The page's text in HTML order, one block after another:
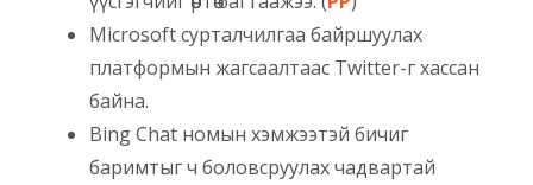
Microsoft сурталчилгаа байршуулах
платформын жагсаалтаас Twitter-г хассан
байна.
Bing Chat номын хэмжээтэй бичиг
баримтыг ч боловсруулах чадвартай